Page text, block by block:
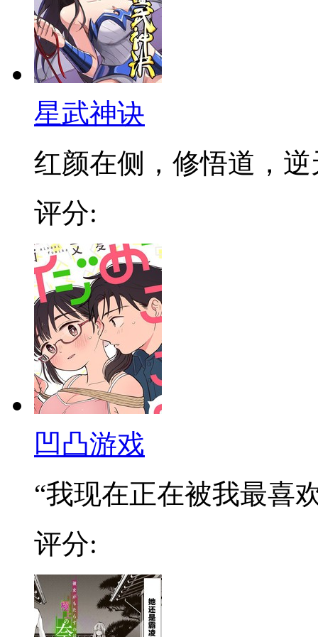
星武神诀
红颜在侧，修悟道，逆
评分:
凹凸游戏
“我现在正在被我最喜
评分: